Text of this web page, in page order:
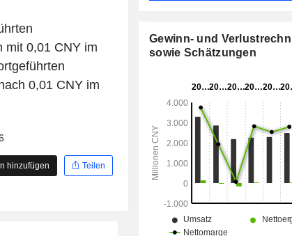
mit 0,01 CNY im
0,01 CNY im
hinzufügen Teilen
Interaktive Displays umfasst
Geschäftsbereich
befasst sich in erster Linie mit der
und
Medienplatzierungen, PR-
sowie digitalen
Unternehmen ist vorwiegend
heimischen Markt tätig.
Gewinn- und
sowie Schätzungen